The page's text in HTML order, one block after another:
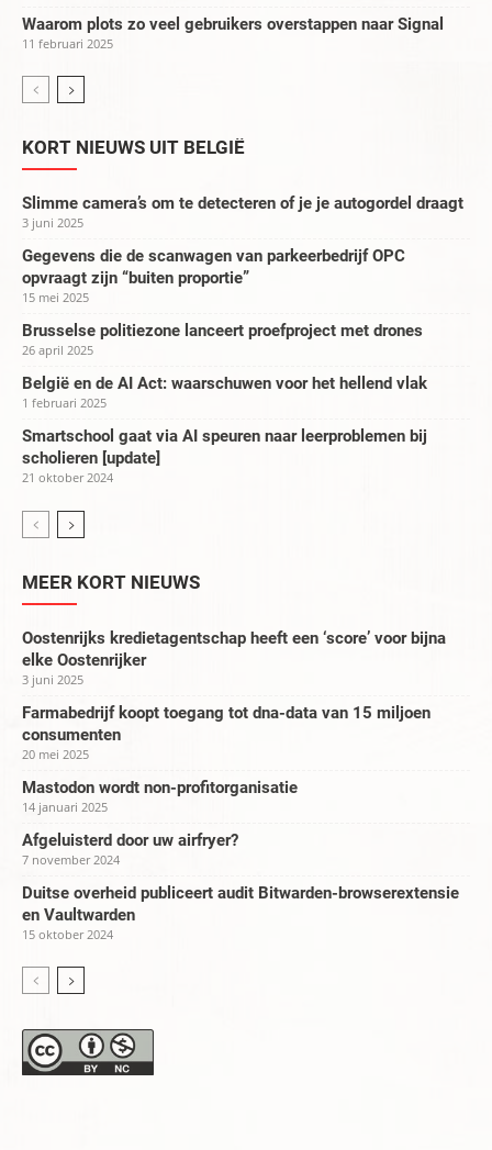
Waarom plots zo veel gebruikers overstappen naar Signal
11 februari 2025
KORT NIEUWS UIT BELGIË
Slimme camera’s om te detecteren of je je autogordel draagt
3 juni 2025
Gegevens die de scanwagen van parkeerbedrijf OPC
opvraagt zijn “buiten proportie”
15 mei 2025
Brusselse politiezone lanceert proefproject met drones
26 april 2025
België en de AI Act: waarschuwen voor het hellend vlak
1 februari 2025
Smartschool gaat via AI speuren naar leerproblemen bij
scholieren [update]
21 oktober 2024
MEER KORT NIEUWS
Oostenrijks kredietagentschap heeft een ‘score’ voor bijna
elke Oostenrijker
3 juni 2025
Farmabedrijf koopt toegang tot dna-data van 15 miljoen
consumenten
20 mei 2025
Mastodon wordt non-profitorganisatie
14 januari 2025
Afgeluisterd door uw airfryer?
7 november 2024
Duitse overheid publiceert audit Bitwarden-browserextensie
en Vaultwarden
15 oktober 2024